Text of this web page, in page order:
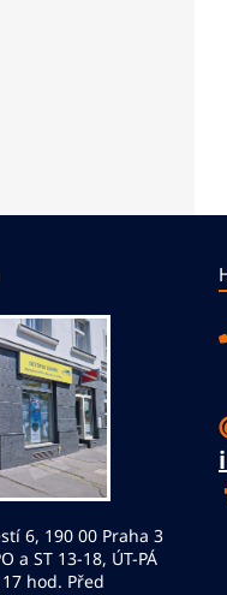
6, 190 00 Praha 3
a ST 13-18, ÚT-PÁ
hod. Před